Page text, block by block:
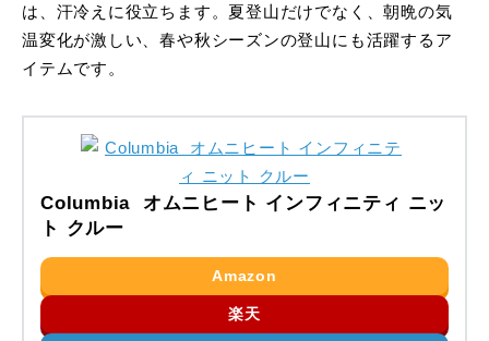
は、汗冷えに役立ちます。夏登山だけでなく、朝晩の気
温変化が激しい、春や秋シーズンの登山にも活躍するア
イテムです。
Columbia オムニヒート インフィニティ ニッ
ト クルー
Amazon
楽天